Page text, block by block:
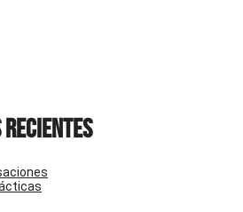
recientes